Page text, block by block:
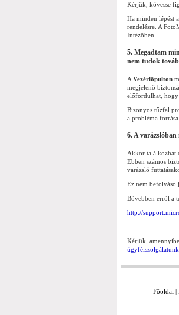
Kérjük, kövesse
Ha minden lépést
rendelésre. A
Intézőben.
5. Megadtam
nem tudok
A Vezérlőpulton
megjelenő
előfordulhat, hogy
Bizonyos tűzfal
a probléma forrása.
6. A
Akkor találkozhat
Ebben számos
varázsló
Ez nem
Bővebben erről a
http://
Kérjük,
Főoldal |